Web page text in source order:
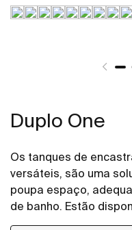
Duplo One
Os tanques de
versáteis, são uma
poupa espaço,
de banho. Estão
placas de